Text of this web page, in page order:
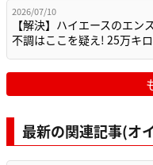
2026/07/10
【解決】ハイエースのエン
不調はここを疑え! 25万キ
最新の関連記事(オ